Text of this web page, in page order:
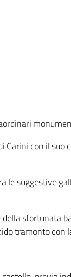
con il
suggestive
sfortunata
tramonto con